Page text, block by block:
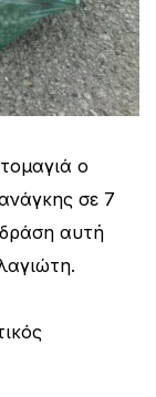
ο
σε 7
αυτή